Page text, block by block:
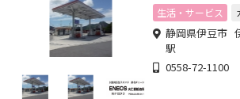
生活・サービス
静岡県伊豆市
駅
0558-72-1100